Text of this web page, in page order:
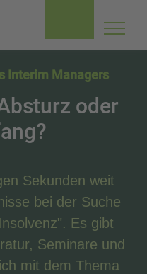
Interim Managers
oder
Sekunden weit
bei der Suche
Es gibt
Seminare und
mit dem Thema